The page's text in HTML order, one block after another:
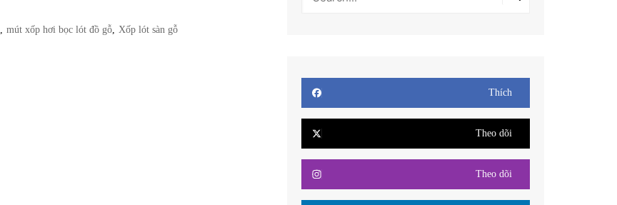
, mút xốp hơi bọc lót đồ gỗ, Xốp lót sàn gỗ
Thích
Theo dõi
Theo dõi